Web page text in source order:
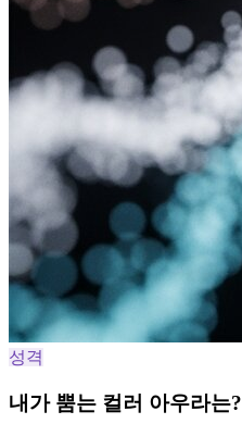
성격
내가 뿜는 컬러 아우라는?